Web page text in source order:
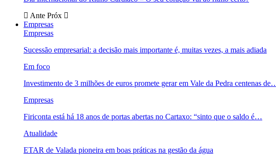
Ante Próx
Empresas
Empresas
Sucessão empresarial: a decisão mais importante é, muitas vezes, a mais adiada
Em foco
Investimento de 3 milhões de euros promete gerar em Vale da Pedra centenas
Empresas
Firiconta está há 18 anos de portas abertas no Cartaxo: “sinto que o saldo é…
Atualidade
ETAR de Valada pioneira em boas práticas na gestão da água